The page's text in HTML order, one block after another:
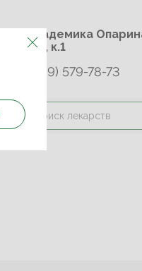
ул. Академика
д. 4, к.1
+7 (989) 579-78-73